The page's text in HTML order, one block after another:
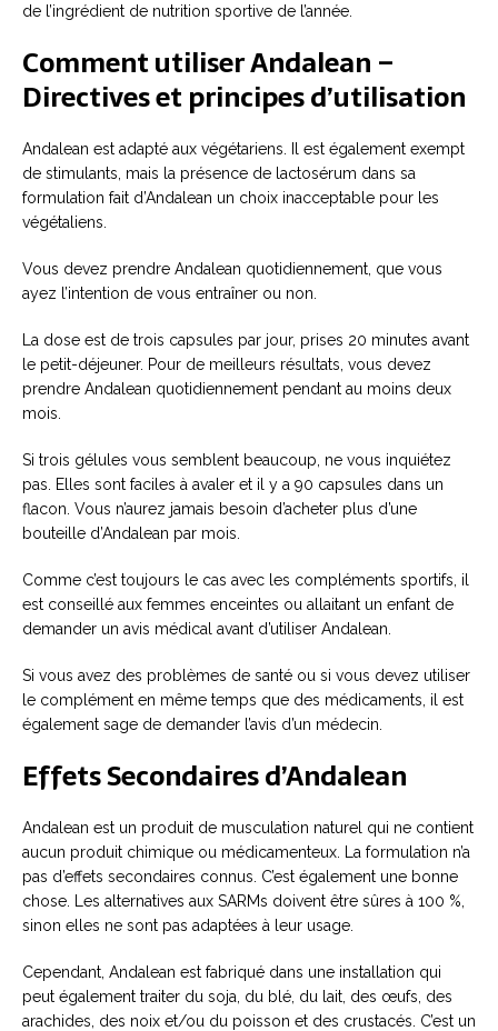
de l’ingrédient de nutrition sportive de l’année.
Comment utiliser Andalean –
Directives et principes d’utilisation
Andalean est adapté aux végétariens. Il est également exempt
de stimulants, mais la présence de lactosérum dans sa
formulation fait d’Andalean un choix inacceptable pour les
végétaliens.
Vous devez prendre Andalean quotidiennement, que vous
ayez l’intention de vous entraîner ou non.
La dose est de trois capsules par jour, prises 20 minutes avant
le petit-déjeuner. Pour de meilleurs résultats, vous devez
prendre Andalean quotidiennement pendant au moins deux
mois.
Si trois gélules vous semblent beaucoup, ne vous inquiétez
pas. Elles sont faciles à avaler et il y a 90 capsules dans un
flacon. Vous n’aurez jamais besoin d’acheter plus d’une
bouteille d’Andalean par mois.
Comme c’est toujours le cas avec les compléments sportifs, il
est conseillé aux femmes enceintes ou allaitant un enfant de
demander un avis médical avant d’utiliser Andalean.
Si vous avez des problèmes de santé ou si vous devez utiliser
le complément en même temps que des médicaments, il est
également sage de demander l’avis d’un médecin.
Effets Secondaires d’Andalean
Andalean est un produit de musculation naturel qui ne contient
aucun produit chimique ou médicamenteux. La formulation n’a
pas d’effets secondaires connus. C’est également une bonne
chose. Les alternatives aux SARMs doivent être sûres à 100 %,
sinon elles ne sont pas adaptées à leur usage.
Cependant, Andalean est fabriqué dans une installation qui
peut également traiter du soja, du blé, du lait, des œufs, des
arachides, des noix et/ou du poisson et des crustacés. C’est un